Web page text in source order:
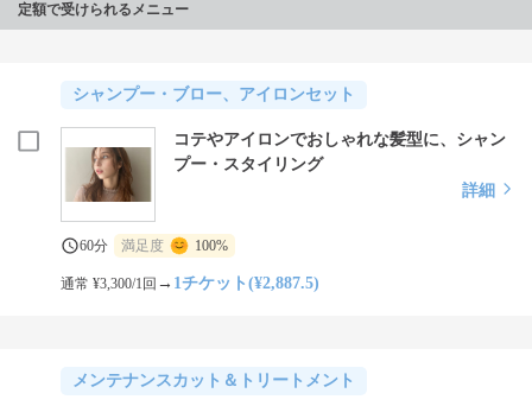
定額で受けられるメニュー
シャンプー・ブロー、アイロンセット
コテやアイロンでおしゃれな髪型に、シャン
プー・スタイリング
詳細
60分 満足度 100%
通常 ¥3,300/1回 → 1チケット(¥2,887.5)
メンテナンスカット＆トリートメント